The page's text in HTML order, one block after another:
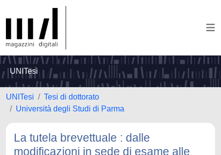
UNITesi
UNITesi
Tesi di dottorato
Università degli Studi di Parma
La tutela brevettuale : dalle
modificazioni in sede di esame alle